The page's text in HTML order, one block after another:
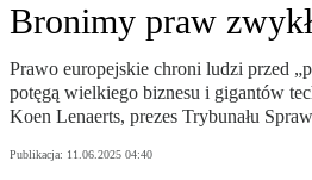
Bronimy praw
Prawo europejskie chroni ludzi przed
potęgą wielkiego biznesu i gigantów
Koen Lenaerts, prezes Trybunału
Publikacja: 11.06.2025 04:40